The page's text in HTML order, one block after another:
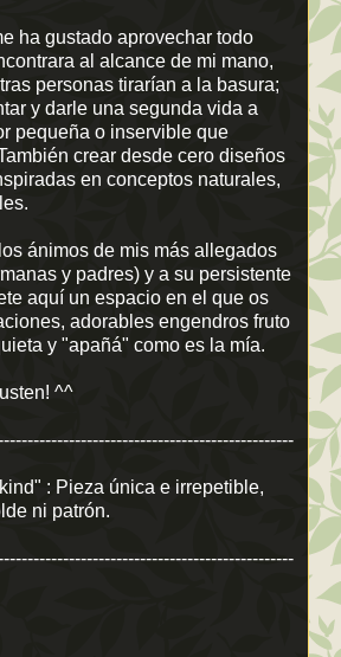
ha gustado aprovechar todo
al alcance de mi mano,
personas tirarían a la basura;
y darle una segunda vida a
pequeña o inservible que
crear desde cero diseños
en conceptos naturales,
ánimos de mis más allegados
y padres) y a su persistente
aquí un espacio en el que os
adorables engendros fruto
y "apañá" como es la mía.
^^
: Pieza única e irrepetible,
ni patrón.